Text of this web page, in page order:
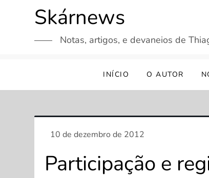
Skárnews
Notas, artigos, e devaneios de
INÍCIO O AUTOR
Participação e